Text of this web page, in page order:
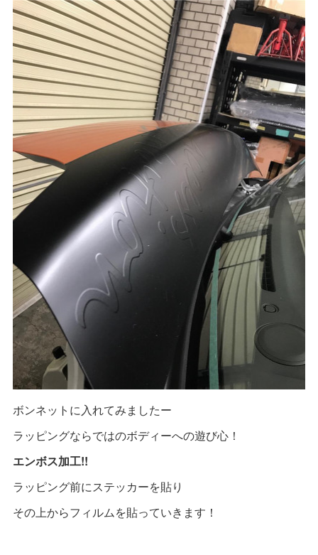
ボンネットに入れてみましたー
ラッピングならではのボディーへの遊び心！
エンボス加工!!
ラッピング前にステッカーを貼り
その上からフィルムを貼っていきます！